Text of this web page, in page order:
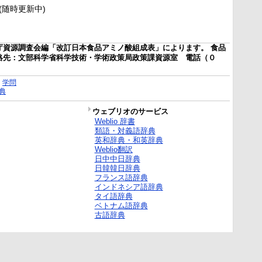
時更新中)
源調査会編「改訂日本食品アミノ酸組成表」によります。 食品
：文部科学省科学技術・学術政策局政策課資源室 電話（０
学問
ウェブリオのサービス
Weblio 辞書
類語・対義語辞典
英和辞典・和英辞典
Weblio翻訳
日中中日辞典
日韓韓日辞典
フランス語辞典
インドネシア語辞典
タイ語辞典
ベトナム語辞典
古語辞典